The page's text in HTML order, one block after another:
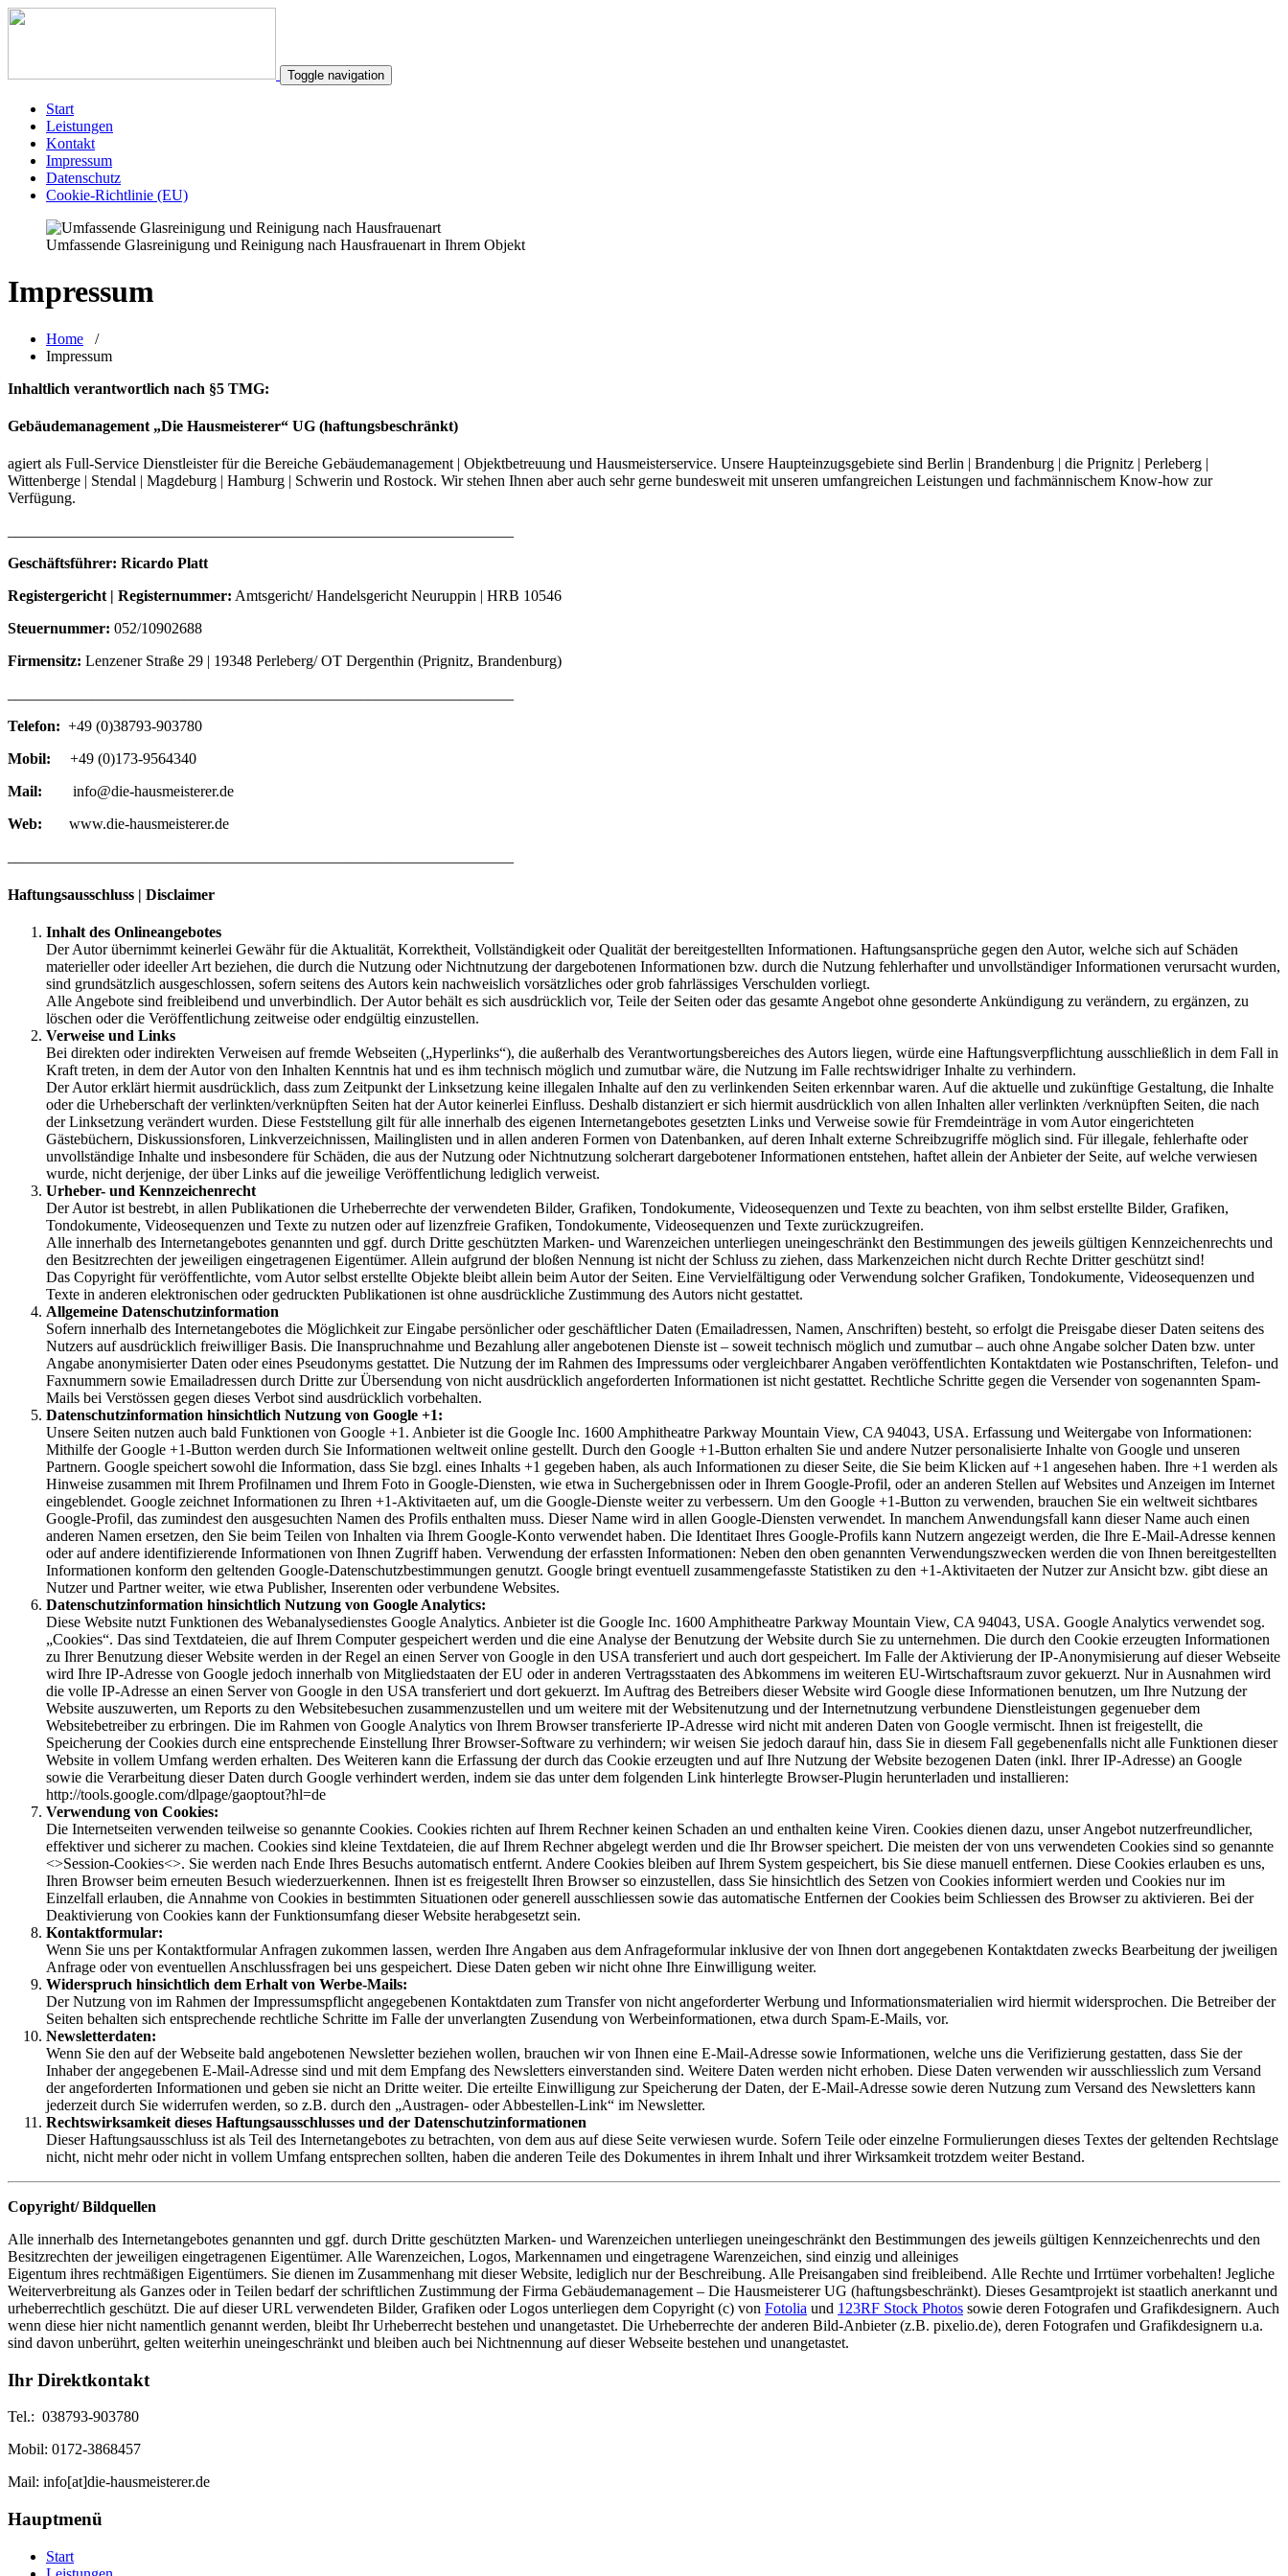
Toggle navigation
Start
Leistungen
Kontakt
Impressum
Datenschutz
Cookie-Richtlinie (EU)
Umfassende Glasreinigung und Reinigung nach Hausfrauenart in Ihrem Objekt
Impressum
Home /
Impressum
Inhaltlich verantwortlich nach §5 TMG:
Gebäudemanagement „Die Hausmeisterer“ UG (haftungsbeschränkt)
agiert als Full-Service Dienstleister für die Bereiche Gebäudemanagement | Objektbetreuung und Hausmeisterservice. Unsere Haupteinzugsgebiete sind Berlin | Brandenburg | die Prignitz | Perleberg |
Wittenberge | Stendal | Magdeburg | Hamburg | Schwerin und Rostock. Wir stehen Ihnen aber auch sehr gerne bundesweit mit unseren umfangreichen Leistungen und fachmännischem Know-how zur
Verfügung.
Geschäftsführer: Ricardo Platt
Registergericht | Registernummer: Amtsgericht/ Handelsgericht Neuruppin | HRB 10546
Steuernummer: 052/10902688
Firmensitz: Lenzener Straße 29 | 19348 Perleberg/ OT Dergenthin (Prignitz, Brandenburg)
Telefon: +49 (0)38793-903780
Mobil: +49 (0)173-9564340
Mail: info@die-hausmeisterer.de
Web: www.die-hausmeisterer.de
Haftungsausschluss | Disclaimer
Inhalt des Onlineangebotes
Der Autor übernimmt keinerlei Gewähr für die Aktualität, Korrektheit, Vollständigkeit oder Qualität der bereitgestellten Informationen. Haftungsansprüche gegen den Autor, welche sich auf Schäden
materieller oder ideeller Art beziehen, die durch die Nutzung oder Nichtnutzung der dargebotenen Informationen bzw. durch die Nutzung fehlerhafter und unvollständiger Informationen verursacht wurden,
sind grundsätzlich ausgeschlossen, sofern seitens des Autors kein nachweislich vorsätzliches oder grob fahrlässiges Verschulden vorliegt.
Alle Angebote sind freibleibend und unverbindlich. Der Autor behält es sich ausdrücklich vor, Teile der Seiten oder das gesamte Angebot ohne gesonderte Ankündigung zu verändern, zu ergänzen, zu
löschen oder die Veröffentlichung zeitweise oder endgültig einzustellen.
Verweise und Links
Bei direkten oder indirekten Verweisen auf fremde Webseiten („Hyperlinks“), die außerhalb des Verantwortungsbereiches des Autors liegen, würde eine Haftungsverpflichtung ausschließlich in dem Fall in
Kraft treten, in dem der Autor von den Inhalten Kenntnis hat und es ihm technisch möglich und zumutbar wäre, die Nutzung im Falle rechtswidriger Inhalte zu verhindern.
Der Autor erklärt hiermit ausdrücklich, dass zum Zeitpunkt der Linksetzung keine illegalen Inhalte auf den zu verlinkenden Seiten erkennbar waren. Auf die aktuelle und zukünftige Gestaltung, die Inhalte
oder die Urheberschaft der verlinkten/verknüpften Seiten hat der Autor keinerlei Einfluss. Deshalb distanziert er sich hiermit ausdrücklich von allen Inhalten aller verlinkten /verknüpften Seiten, die nach
der Linksetzung verändert wurden. Diese Feststellung gilt für alle innerhalb des eigenen Internetangebotes gesetzten Links und Verweise sowie für Fremdeinträge in vom Autor eingerichteten
Gästebüchern, Diskussionsforen, Linkverzeichnissen, Mailinglisten und in allen anderen Formen von Datenbanken, auf deren Inhalt externe Schreibzugriffe möglich sind. Für illegale, fehlerhafte oder
unvollständige Inhalte und insbesondere für Schäden, die aus der Nutzung oder Nichtnutzung solcherart dargebotener Informationen entstehen, haftet allein der Anbieter der Seite, auf welche verwiesen
wurde, nicht derjenige, der über Links auf die jeweilige Veröffentlichung lediglich verweist.
Urheber- und Kennzeichenrecht
Der Autor ist bestrebt, in allen Publikationen die Urheberrechte der verwendeten Bilder, Grafiken, Tondokumente, Videosequenzen und Texte zu beachten, von ihm selbst erstellte Bilder, Grafiken,
Tondokumente, Videosequenzen und Texte zu nutzen oder auf lizenzfreie Grafiken, Tondokumente, Videosequenzen und Texte zurückzugreifen.
Alle innerhalb des Internetangebotes genannten und ggf. durch Dritte geschützten Marken- und Warenzeichen unterliegen uneingeschränkt den Bestimmungen des jeweils gültigen Kennzeichenrechts und
den Besitzrechten der jeweiligen eingetragenen Eigentümer. Allein aufgrund der bloßen Nennung ist nicht der Schluss zu ziehen, dass Markenzeichen nicht durch Rechte Dritter geschützt sind!
Das Copyright für veröffentlichte, vom Autor selbst erstellte Objekte bleibt allein beim Autor der Seiten. Eine Vervielfältigung oder Verwendung solcher Grafiken, Tondokumente, Videosequenzen und
Texte in anderen elektronischen oder gedruckten Publikationen ist ohne ausdrückliche Zustimmung des Autors nicht gestattet.
Allgemeine Datenschutzinformation
Sofern innerhalb des Internetangebotes die Möglichkeit zur Eingabe persönlicher oder geschäftlicher Daten (Emailadressen, Namen, Anschriften) besteht, so erfolgt die Preisgabe dieser Daten seitens des
Nutzers auf ausdrücklich freiwilliger Basis. Die Inanspruchnahme und Bezahlung aller angebotenen Dienste ist – soweit technisch möglich und zumutbar – auch ohne Angabe solcher Daten bzw. unter
Angabe anonymisierter Daten oder eines Pseudonyms gestattet. Die Nutzung der im Rahmen des Impressums oder vergleichbarer Angaben veröffentlichten Kontaktdaten wie Postanschriften, Telefon- und
Faxnummern sowie Emailadressen durch Dritte zur Übersendung von nicht ausdrücklich angeforderten Informationen ist nicht gestattet. Rechtliche Schritte gegen die Versender von sogenannten Spam-
Mails bei Verstössen gegen dieses Verbot sind ausdrücklich vorbehalten.
Datenschutzinformation hinsichtlich Nutzung von Google +1:
Unsere Seiten nutzen auch bald Funktionen von Google +1. Anbieter ist die Google Inc. 1600 Amphitheatre Parkway Mountain View, CA 94043, USA. Erfassung und Weitergabe von Informationen:
Mithilfe der Google +1-Button werden durch Sie Informationen weltweit online gestellt. Durch den Google +1-Button erhalten Sie und andere Nutzer personalisierte Inhalte von Google und unseren
Partnern. Google speichert sowohl die Information, dass Sie bzgl. eines Inhalts +1 gegeben haben, als auch Informationen zu dieser Seite, die Sie beim Klicken auf +1 angesehen haben. Ihre +1 werden als
Hinweise zusammen mit Ihrem Profilnamen und Ihrem Foto in Google-Diensten, wie etwa in Suchergebnissen oder in Ihrem Google-Profil, oder an anderen Stellen auf Websites und Anzeigen im Internet
eingeblendet. Google zeichnet Informationen zu Ihren +1-Aktivitaeten auf, um die Google-Dienste weiter zu verbessern. Um den Google +1-Button zu verwenden, brauchen Sie ein weltweit sichtbares
Google-Profil, das zumindest den ausgesuchten Namen des Profils enthalten muss. Dieser Name wird in allen Google-Diensten verwendet. In manchem Anwendungsfall kann dieser Name auch einen
anderen Namen ersetzen, den Sie beim Teilen von Inhalten via Ihrem Google-Konto verwendet haben. Die Identitaet Ihres Google-Profils kann Nutzern angezeigt werden, die Ihre E-Mail-Adresse kennen
oder auf andere identifizierende Informationen von Ihnen Zugriff haben. Verwendung der erfassten Informationen: Neben den oben genannten Verwendungszwecken werden die von Ihnen bereitgestellten
Informationen konform den geltenden Google-Datenschutzbestimmungen genutzt. Google bringt eventuell zusammengefasste Statistiken zu den +1-Aktivitaeten der Nutzer zur Ansicht bzw. gibt diese an
Nutzer und Partner weiter, wie etwa Publisher, Inserenten oder verbundene Websites.
Datenschutzinformation hinsichtlich Nutzung von Google Analytics:
Diese Website nutzt Funktionen des Webanalysedienstes Google Analytics. Anbieter ist die Google Inc. 1600 Amphitheatre Parkway Mountain View, CA 94043, USA. Google Analytics verwendet sog.
„Cookies“. Das sind Textdateien, die auf Ihrem Computer gespeichert werden und die eine Analyse der Benutzung der Website durch Sie zu unternehmen. Die durch den Cookie erzeugten Informationen
zu Ihrer Benutzung dieser Website werden in der Regel an einen Server von Google in den USA transferiert und auch dort gespeichert. Im Falle der Aktivierung der IP-Anonymisierung auf dieser Webseite
wird Ihre IP-Adresse von Google jedoch innerhalb von Mitgliedstaaten der EU oder in anderen Vertragsstaaten des Abkommens im weiteren EU-Wirtschaftsraum zuvor gekuerzt. Nur in Ausnahmen wird
die volle IP-Adresse an einen Server von Google in den USA transferiert und dort gekuerzt. Im Auftrag des Betreibers dieser Website wird Google diese Informationen benutzen, um Ihre Nutzung der
Website auszuwerten, um Reports zu den Websitebesuchen zusammenzustellen und um weitere mit der Websitenutzung und der Internetnutzung verbundene Dienstleistungen gegenueber dem
Websitebetreiber zu erbringen. Die im Rahmen von Google Analytics von Ihrem Browser transferierte IP-Adresse wird nicht mit anderen Daten von Google vermischt. Ihnen ist freigestellt, die
Speicherung der Cookies durch eine entsprechende Einstellung Ihrer Browser-Software zu verhindern; wir weisen Sie jedoch darauf hin, dass Sie in diesem Fall gegebenenfalls nicht alle Funktionen dieser
Website in vollem Umfang werden erhalten. Des Weiteren kann die Erfassung der durch das Cookie erzeugten und auf Ihre Nutzung der Website bezogenen Daten (inkl. Ihrer IP-Adresse) an Google
sowie die Verarbeitung dieser Daten durch Google verhindert werden, indem sie das unter dem folgenden Link hinterlegte Browser-Plugin herunterladen und installieren:
http://tools.google.com/dlpage/gaoptout?hl=de
Verwendung von Cookies:
Die Internetseiten verwenden teilweise so genannte Cookies. Cookies richten auf Ihrem Rechner keinen Schaden an und enthalten keine Viren. Cookies dienen dazu, unser Angebot nutzerfreundlicher,
effektiver und sicherer zu machen. Cookies sind kleine Textdateien, die auf Ihrem Rechner abgelegt werden und die Ihr Browser speichert. Die meisten der von uns verwendeten Cookies sind so genannte
<>Session-Cookies<>. Sie werden nach Ende Ihres Besuchs automatisch entfernt. Andere Cookies bleiben auf Ihrem System gespeichert, bis Sie diese manuell entfernen. Diese Cookies erlauben es uns,
Ihren Browser beim erneuten Besuch wiederzuerkennen. Ihnen ist es freigestellt Ihren Browser so einzustellen, dass Sie hinsichtlich des Setzen von Cookies informiert werden und Cookies nur im
Einzelfall erlauben, die Annahme von Cookies in bestimmten Situationen oder generell ausschliessen sowie das automatische Entfernen der Cookies beim Schliessen des Browser zu aktivieren. Bei der
Deaktivierung von Cookies kann der Funktionsumfang dieser Website herabgesetzt sein.
Kontaktformular:
Wenn Sie uns per Kontaktformular Anfragen zukommen lassen, werden Ihre Angaben aus dem Anfrageformular inklusive der von Ihnen dort angegebenen Kontaktdaten zwecks Bearbeitung der jweiligen
Anfrage oder von eventuellen Anschlussfragen bei uns gespeichert. Diese Daten geben wir nicht ohne Ihre Einwilligung weiter.
Widerspruch hinsichtlich dem Erhalt von Werbe-Mails:
Der Nutzung von im Rahmen der Impressumspflicht angegebenen Kontaktdaten zum Transfer von nicht angeforderter Werbung und Informationsmaterialien wird hiermit widersprochen. Die Betreiber der
Seiten behalten sich entsprechende rechtliche Schritte im Falle der unverlangten Zusendung von Werbeinformationen, etwa durch Spam-E-Mails, vor.
Newsletterdaten:
Wenn Sie den auf der Webseite bald angebotenen Newsletter beziehen wollen, brauchen wir von Ihnen eine E-Mail-Adresse sowie Informationen, welche uns die Verifizierung gestatten, dass Sie der
Inhaber der angegebenen E-Mail-Adresse sind und mit dem Empfang des Newsletters einverstanden sind. Weitere Daten werden nicht erhoben. Diese Daten verwenden wir ausschliesslich zum Versand
der angeforderten Informationen und geben sie nicht an Dritte weiter. Die erteilte Einwilligung zur Speicherung der Daten, der E-Mail-Adresse sowie deren Nutzung zum Versand des Newsletters kann
jederzeit durch Sie widerrufen werden, so z.B. durch den „Austragen- oder Abbestellen-Link“ im Newsletter.
Rechtswirksamkeit dieses Haftungsausschlusses und der Datenschutzinformationen
Dieser Haftungsausschluss ist als Teil des Internetangebotes zu betrachten, von dem aus auf diese Seite verwiesen wurde. Sofern Teile oder einzelne Formulierungen dieses Textes der geltenden Rechtslage
nicht, nicht mehr oder nicht in vollem Umfang entsprechen sollten, haben die anderen Teile des Dokumentes in ihrem Inhalt und ihrer Wirksamkeit trotzdem weiter Bestand.
Copyright/ Bildquellen
Alle innerhalb des Internetangebotes genannten und ggf. durch Dritte geschützten Marken- und Warenzeichen unterliegen uneingeschränkt den Bestimmungen des jeweils gültigen Kennzeichenrechts und den
Besitzrechten der jeweiligen eingetragenen Eigentümer. Alle Warenzeichen, Logos, Markennamen und eingetragene Warenzeichen, sind einzig und alleiniges
Eigentum ihres rechtmäßigen Eigentümers. Sie dienen im Zusammenhang mit dieser Website, lediglich nur der Beschreibung. Alle Preisangaben sind freibleibend. Alle Rechte und Irrtümer vorbehalten! Jegliche
Weiterverbreitung als Ganzes oder in Teilen bedarf der schriftlichen Zustimmung der Firma Gebäudemanagement – Die Hausmeisterer UG (haftungsbeschränkt). Dieses Gesamtprojekt ist staatlich anerkannt und
urheberrechtlich geschützt. Die auf dieser URL verwendeten Bilder, Grafiken oder Logos unterliegen dem Copyright (c) von Fotolia und 123RF Stock Photos sowie deren Fotografen und Grafikdesignern. Auch
wenn diese hier nicht namentlich genannt werden, bleibt Ihr Urheberrecht bestehen und unangetastet. Die Urheberrechte der anderen Bild-Anbieter (z.B. pixelio.de), deren Fotografen und Grafikdesignern u.a.
sind davon unberührt, gelten weiterhin uneingeschränkt und bleiben auch bei Nichtnennung auf dieser Webseite bestehen und unangetastet.
Ihr Direktkontakt
Tel.: 038793-903780
Mobil: 0172-3868457
Mail: info[at]die-hausmeisterer.de
Hauptmenü
Start